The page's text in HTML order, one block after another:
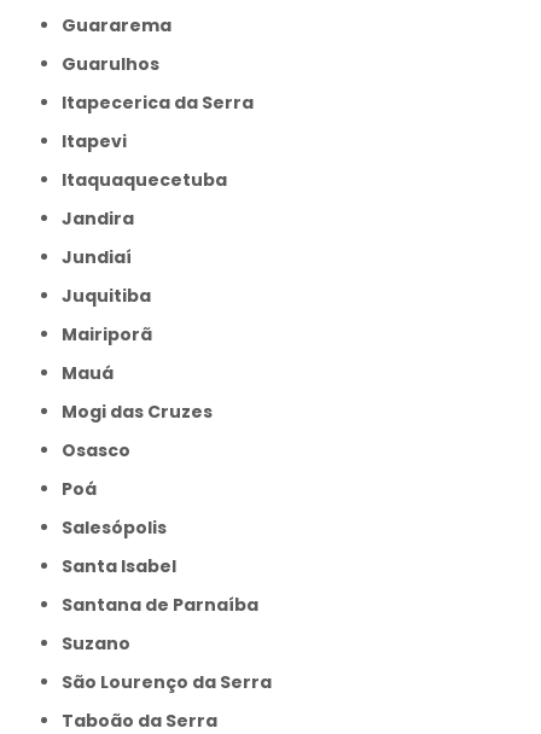
Guararema
Guarulhos
Itapecerica da Serra
Itapevi
Itaquaquecetuba
Jandira
Jundiaí
Juquitiba
Mairiporã
Mauá
Mogi das Cruzes
Osasco
Poá
Salesópolis
Santa Isabel
Santana de Parnaíba
Suzano
São Lourenço da Serra
Taboão da Serra